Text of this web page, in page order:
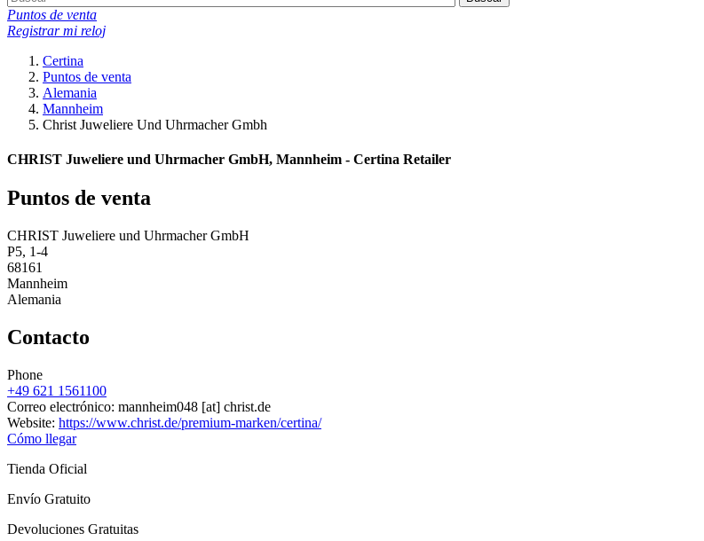
Puntos de venta
Registrar mi reloj
Certina
Puntos de venta
Alemania
Mannheim
Christ Juweliere Und Uhrmacher Gmbh
CHRIST Juweliere und Uhrmacher GmbH, Mannheim - Certina Retailer
Puntos de venta
CHRIST Juweliere und Uhrmacher GmbH
P5, 1-4
68161
Mannheim
Alemania
Contacto
Phone
+49 621 1561100
Correo electrónico: mannheim048 [at] christ.de
Website: https://www.christ.de/premium-marken/certina/
Cómo llegar
Tienda Oficial
Envío Gratuito
Devoluciones Gratuitas